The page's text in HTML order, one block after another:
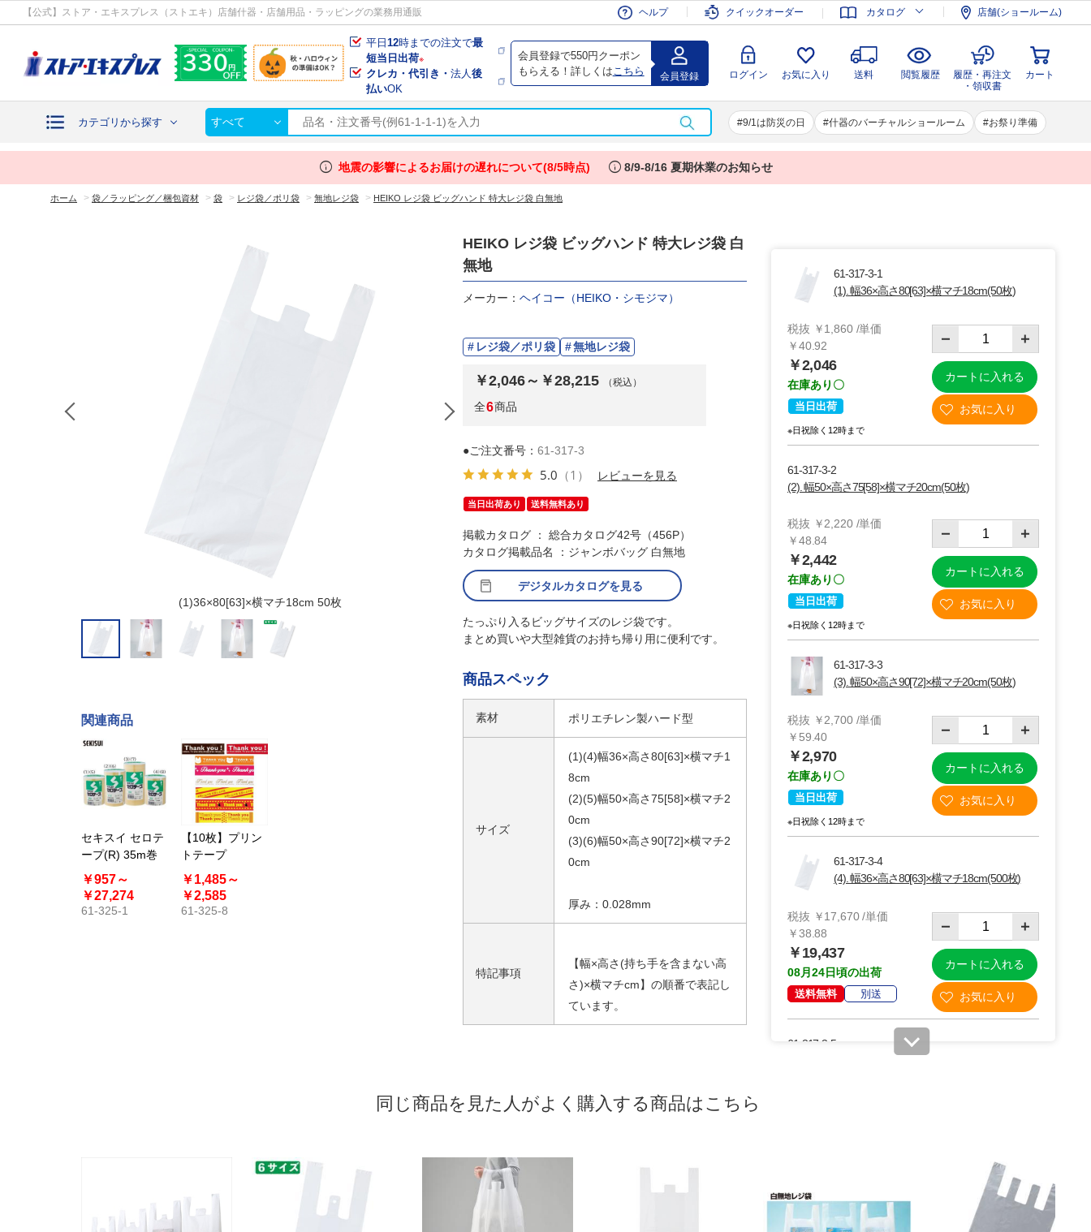
【公式】ストア・エキスプレス（ストエキ）店舗什器・店舗用品・ラッピングの業務用通販 ヘルプ クイックオーダー カタログ 店舗(ショールーム)
平日12時までの注文で最
短当日出荷※
クレカ・代引き・法人後
払いOK
会員登録で550円クーポン
もらえる！詳しくは こちら 会員登録 ログイン お気に入り 送料 閲覧履歴
履歴・再注文
・領収書
カート
カテゴリから探す すべて 9/1は防災の日 什器のバーチャルショールーム お祭り準備
会員登録 ログイン お気に入り 送料 閲覧履歴
履歴・再注文
・領収書
カート
info 地震の影響によるお届けの遅れについて(8/5時点) info 8/9-8/16 夏期休業のお知らせ
ホーム > 袋／ラッピング／梱包資材 > 袋 > レジ袋／ポリ袋 > 無地レジ袋 > HEIKO レジ袋 ビッグハンド 特大レジ袋 白無地
(1)36×80[63]×横マチ18cm 50枚 (3)50×90(72)×横マチ20cm 50枚 ※使用例 (4)36×80(63)×横マチ18cm 500枚
関連商品
セキスイ セロテ
ープ(R) 35m巻
￥957～
￥27,274
61-325-1
【10枚】プリン
トテープ
￥1,485～
￥2,585
61-325-8
HEIKO レジ袋 ビッグハンド 特大レジ袋 白
無地
メーカー： ヘイコー（HEIKO・シモジマ）
レジ袋／ポリ袋 無地レジ袋
￥2,046～￥28,215 （税込）
全6商品
●ご注文番号： 61-317-3
5.0 （1） レビューを見る
当日出荷あり 送料無料あり
掲載カタログ ： 総合カタログ42号（456P）
デジタルカタログを見る
カタログ掲載品名 ：ジャンボバッグ 白無地
たっぷり入るビッグサイズのレジ袋です。
まとめ買いや大型雑貨のお持ち帰り用に便利です。
商品スペック
素材 ポリエチレン製ハード型
サイズ
(1)(4)幅36×高さ80[63]×横マチ1
8cm
(2)(5)幅50×高さ75[58]×横マチ2
0cm
(3)(6)幅50×高さ90[72]×横マチ2
0cm
厚み：0.028mm
特記事項
【幅×高さ(持ち手を含まない高
さ)×横マチcm】の順番で表記し
ています。
61-317-3-1
(1). 幅36×高さ80[63]×横マチ18cm(50枚)
税抜 ￥1,860 /単価
￥40.92
￥2,046
在庫あり〇
当日出荷
※日祝除く12時まで
カートに入れる
61-317-3-2
(2). 幅50×高さ75[58]×横マチ20cm(50枚)
税抜 ￥2,220 /単価
￥48.84
￥2,442
在庫あり〇
当日出荷
※日祝除く12時まで
カートに入れる
61-317-3-3
(3). 幅50×高さ90[72]×横マチ20cm(50枚)
税抜 ￥2,700 /単価
￥59.40
￥2,970
在庫あり〇
当日出荷
※日祝除く12時まで
カートに入れる
61-317-3-4
(4). 幅36×高さ80[63]×横マチ18cm(500枚)
税抜 ￥17,670 /単価
￥38.88
￥19,437
08月24日頃の出荷
送料無料 別送
カートに入れる
61-317-3-5
61-317-3-6
同じ商品を見た人がよく購入する商品はこちら